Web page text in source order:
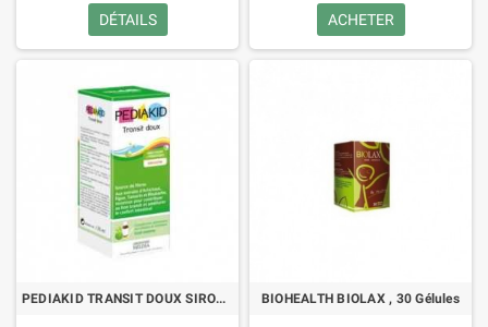
DÉTAILS ACHETER
PEDIAKID TRANSIT DOUX SIROP 125ML BIOHEALTH BIOLAX , 30 Gélules